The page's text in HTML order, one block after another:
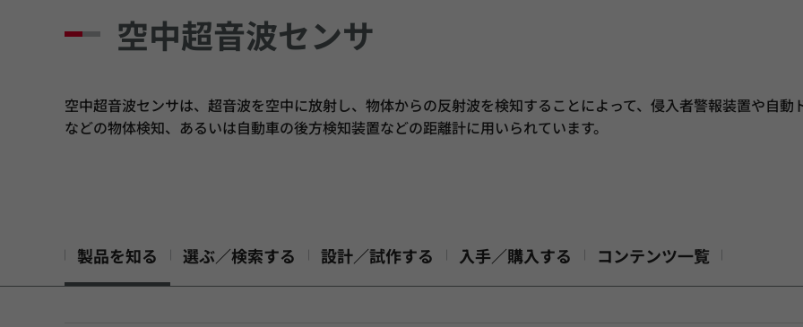
空中超音波センサ
空中超音波センサは、超音波を空中に放射し、物体からの反射波を検知することによって、侵入者警報装置や自動
などの物体検知、あるいは自動車の後方検知装置などの距離計に用いられています。
製品を知る 選ぶ／検索する 設計／試作する 入手／購入する コンテンツ一覧